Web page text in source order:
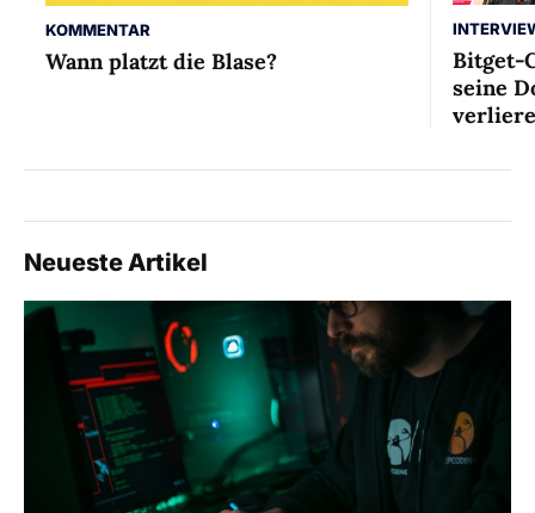
KOMMENTAR
Wann platzt die Blase?
Bitget-
seine
Neueste Artikel